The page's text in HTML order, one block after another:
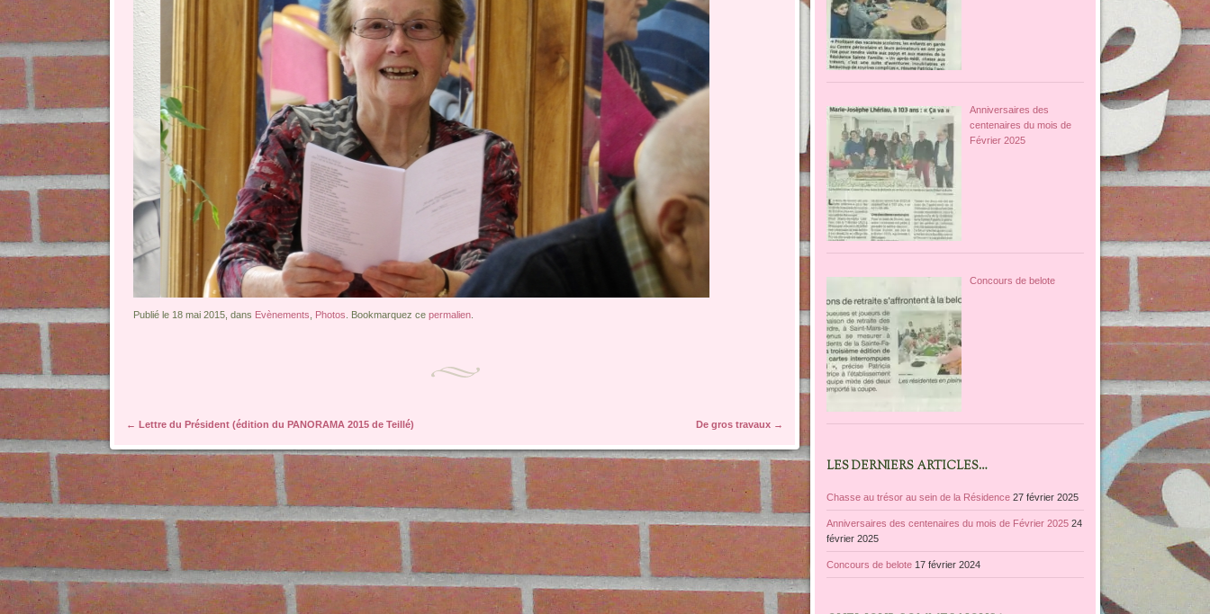
Publié le 18 mai 2015, dans Evènements Photos . Bookmarquez ce permalien.
Navigation des articles
← Lettre du Président (édition du PANORAMA 2015 de Teillé) De gros travaux →
Anniversaires des
centenaires du mois de
Février 2025
Concours de belote
LES DERNIERS ARTICLES…
Chasse au trésor au sein de la Résidence 27 février 2025
Anniversaires des centenaires du mois de Février 2025 24
février 2025
Concours de belote 17 février 2024